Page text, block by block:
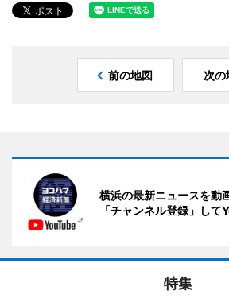
前の地図 次の
横浜の最新ニュースを動
「チャンネル登録」して
特集